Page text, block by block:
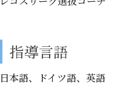
指導言語
日本語、ドイツ語、英語